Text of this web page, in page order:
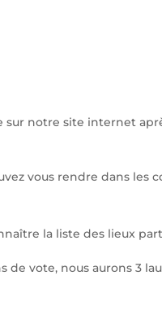
notre site internet
vous rendre dans
la liste des lieux
vote, nous aurons 3